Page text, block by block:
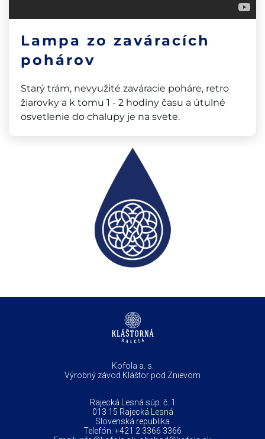
Lampa zo zaváracích
pohárov
Starý trám, nevyužité zaváracie poháre, retro
žiarovky a k tomu 1 - 2 hodiny času a útulné
osvetlenie do chalupy je na svete.
Kofola a. s.
Výrobný závod Kláštor pod Znievom
Rajecká Lesná súp. č. 1
013 15 Rajecká Lesná
Slovenská republika
Telefón: +421 2 3366 3366